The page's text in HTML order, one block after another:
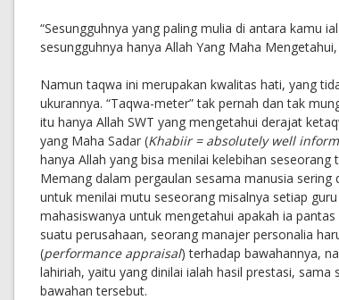
“Sesungguhnya yang paling mulia di antara kamu
sesungguhnya hanya Allah Yang Maha Mengetahui,
Namun taqwa ini merupakan kwalitas hati, yang
ukurannya. “Taqwa-meter” tak pernah dan tak
itu hanya Allah SWT yang mengetahui derajat
yang Maha Sadar (Khabiir = absolutely well
hanya Allah yang bisa menilai kelebihan seseorang
Memang dalam pergaulan sesama manusia
untuk menilai mutu seseorang misalnya setiap
mahasiswanya untuk mengetahui apakah ia
suatu perusahaan, seorang manajer personalia
(performance appraisal) terhadap bawahannya,
lahiriah, yaitu yang dinilai ialah hasil prestasi,
bawahan tersebut.